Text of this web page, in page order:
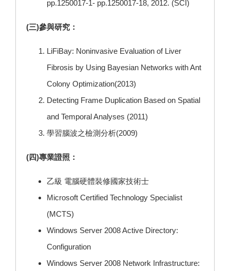
pp.1250017-1- pp.1250017-18, 2012. (SCI)
(三)參與研究：
LiFiBay: Noninvasive Evaluation of Liver
Fibrosis by Using Bayesian Networks with Ant
Colony Optimization(2013)
Detecting Frame Duplication Based on Spatial
and Temporal Analyses (2011)
學習腦波之檢測分析(2009)
(四)專業證照：
乙級 電腦硬體裝修國家技術士
Microsoft Certified Technology Specialist
(MCTS)
Windows Server 2008 Active Directory:
Configuration
Windows Server 2008 Network Infrastructure: